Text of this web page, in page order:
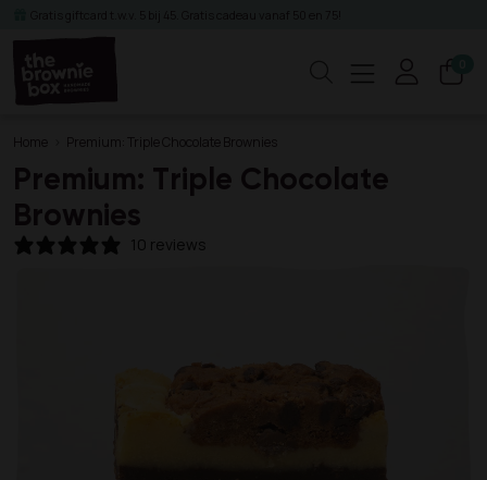
Home Premium: Triple Chocolate Brownies
Premium: Triple Chocolate
Brownies
10 reviews